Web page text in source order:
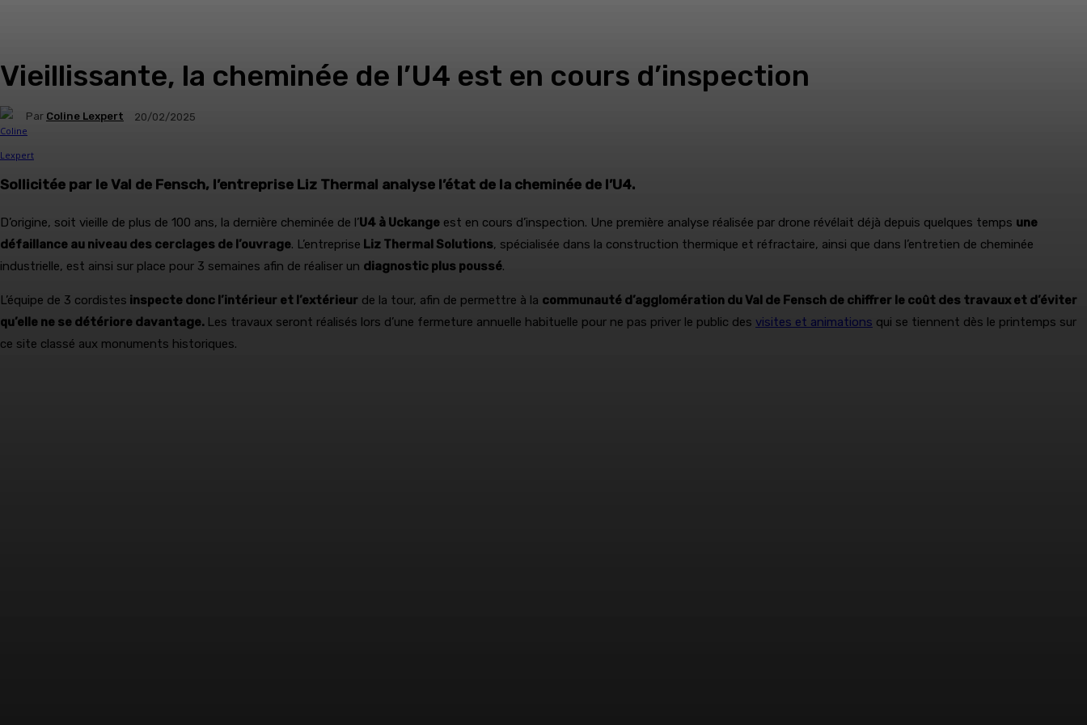
Vieillissante, la cheminée de l’U4 est en cours d’inspection
Par Coline Lexpert 20/02/2025
Sollicitée par le Val de Fensch, l’entreprise Liz Thermal analyse l’état de la cheminée de l’U4.
D’origine, soit vieille de plus de 100 ans, la dernière cheminée de l’U4 à Uckange est en cours d’inspection. Une première analyse réalisée par drone révélait déjà depuis quelques temps une
défaillance au niveau des cerclages de l’ouvrage. L’entreprise Liz Thermal Solutions, spécialisée dans la construction thermique et réfractaire, ainsi que dans l’entretien de cheminée
industrielle, est ainsi sur place pour 3 semaines afin de réaliser un diagnostic plus poussé.
L’équipe de 3 cordistes inspecte donc l’intérieur et l’extérieur de la tour, afin de permettre à la communauté d’agglomération du Val de Fensch de chiffrer le coût des travaux et d’éviter
qu’elle ne se détériore davantage. Les travaux seront réalisés lors d’une fermeture annuelle habituelle pour ne pas priver le public des visites et animations qui se tiennent dès le printemps sur
ce site classé aux monuments historiques.